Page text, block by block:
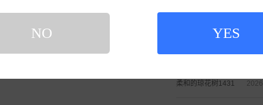
NO YES
柔和的琼花树1431